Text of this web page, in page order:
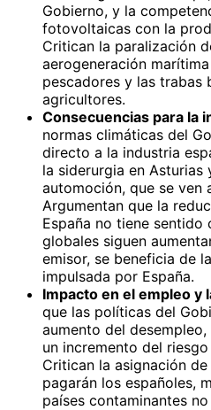
Gobierno, y la
fotovoltaicas con la
Critican la paralización
aerogeneración
pescadores y las trabas
agricultores.
Consecuencias para la
normas climáticas del
directo a la industria
la siderurgia en Asturias
automoción, que se ven
Argumentan que la
España no tiene sentido
globales siguen
emisor, se beneficia de
impulsada por España.
Impacto en el empleo y
que las políticas del
aumento del
un incremento del
Critican la asignación
pagarán los españoles,
países contaminantes